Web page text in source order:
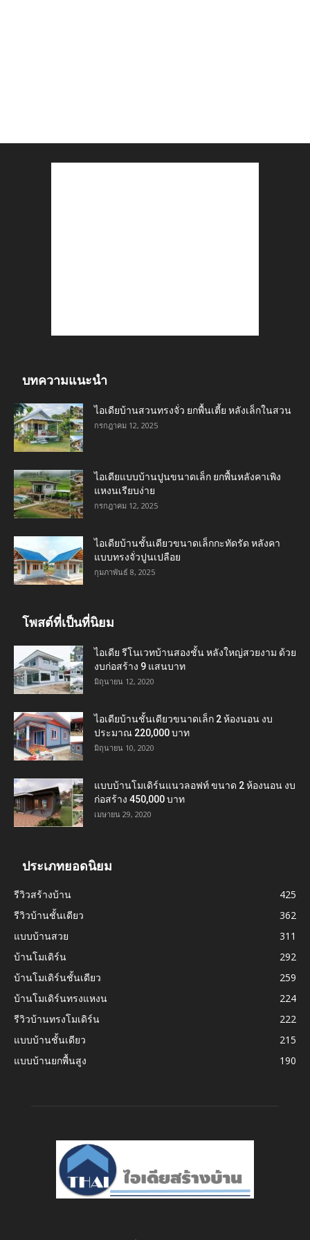
บทความแนะนำ
ไอเดียบ้านสวนทรงจั่ว ยกพื้นเตี้ย หลังเล็กในสวน
กรกฎาคม 12, 2025
ไอเดียแบบบ้านปูนขนาดเล็ก ยกพื้นหลังคาเพิง
แหงนเรียบง่าย
กรกฎาคม 12, 2025
ไอเดียบ้านชั้นเดียวขนาดเล็กกะทัดรัด หลังคา
แบบทรงจั่วปูนเปลือย
กุมภาพันธ์ 8, 2025
โพสต์ที่เป็นที่นิยม
ไอเดีย รีโนเวทบ้านสองชั้น หลังใหญ่สวยงาม ด้วย
งบก่อสร้าง 9 แสนบาท
มิถุนายน 12, 2020
ไอเดียบ้านชั้นเดียวขนาดเล็ก 2 ห้องนอน งบ
ประมาณ 220,000 บาท
มิถุนายน 10, 2020
แบบบ้านโมเดิร์นแนวลอฟท์ ขนาด 2 ห้องนอน งบ
ก่อสร้าง 450,000 บาท
เมษายน 29, 2020
ประเภทยอดนิยม
รีวิวสร้างบ้าน
425
รีวิวบ้านชั้นเดียว
362
แบบบ้านสวย
311
บ้านโมเดิร์น
292
บ้านโมเดิร์นชั้นเดียว
259
บ้านโมเดิร์นทรงแหงน
224
รีวิวบ้านทรงโมเดิร์น
222
แบบบ้านชั้นเดียว
215
แบบบ้านยกพื้นสูง
190